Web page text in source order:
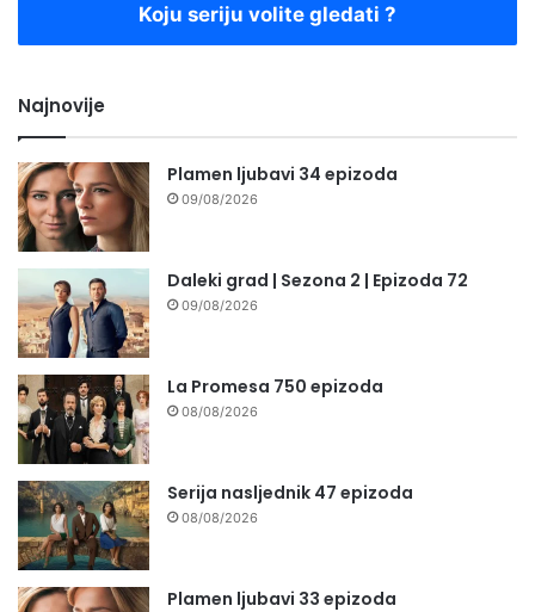
Koju seriju volite gledati ?
Najnovije
Plamen ljubavi 34 epizoda
09/08/2026
Daleki grad | Sezona 2 | Epizoda 72
09/08/2026
La Promesa 750 epizoda
08/08/2026
Serija nasljednik 47 epizoda
08/08/2026
Plamen ljubavi 33 epizoda